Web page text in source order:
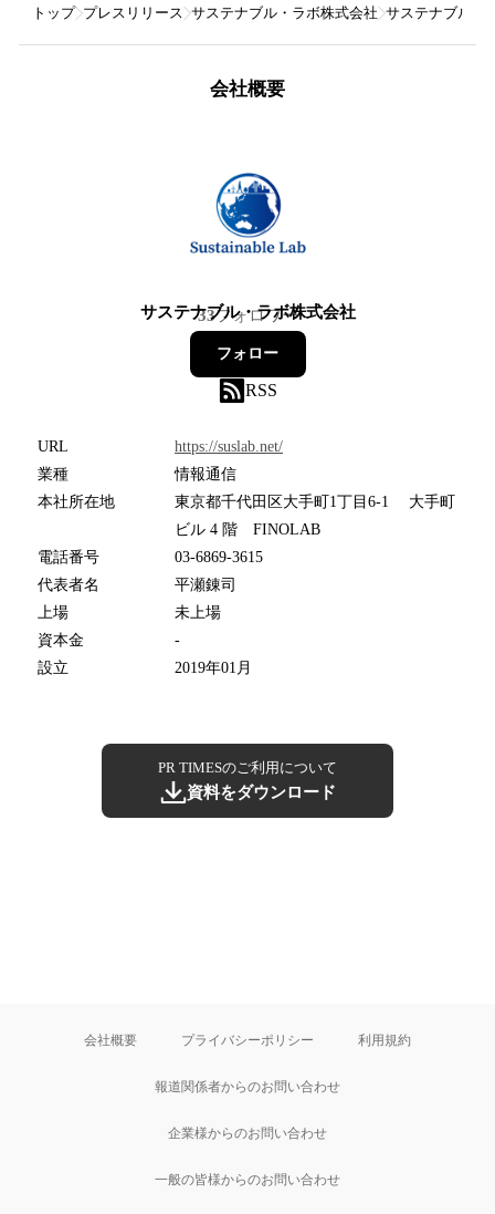
トップ プレスリリース サステナブル・ラボ株式会社 サステナブル・
会社概要
サステナブル・ラボ株式会社
33フォロワー
フォロー
RSS
URL
https://suslab.net/
業種
情報通信
本社所在地
東京都千代田区大手町1丁目6-1 大手町
ビル 4 階 FINOLAB
電話番号
03-6869-3615
代表者名
平瀬錬司
上場
未上場
資本金
-
設立
2019年01月
PR TIMESのご利用について
資料をダウンロード
会社概要 プライバシーポリシー 利用規約
報道関係者からのお問い合わせ
企業様からのお問い合わせ
一般の皆様からのお問い合わせ